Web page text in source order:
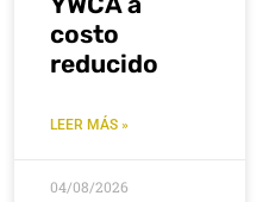
costo
reducido
LEER MÁS »
04/08/2026